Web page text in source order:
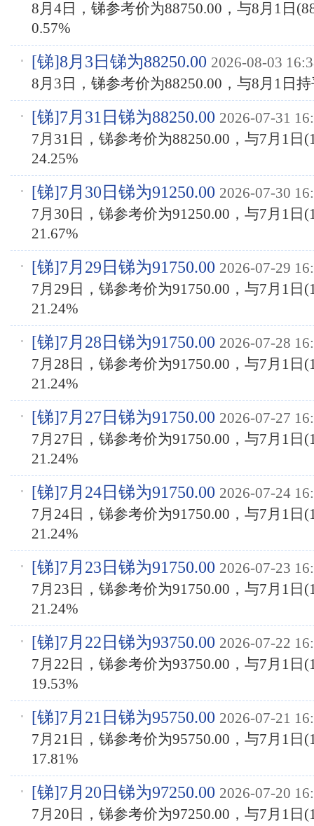
8月4日，锑参考价为88750.00，与8月1日
0.57%
[锑]8月3日锑为88250.00 2026-08-03
8月3日，锑参考价为88250.00，与8月1日
[锑]7月31日锑为88250.00 2026-07-31
7月31日，锑参考价为88250.00，与7月1日
24.25%
[锑]7月30日锑为91250.00 2026-07-30
7月30日，锑参考价为91250.00，与7月1日
21.67%
[锑]7月29日锑为91750.00 2026-07-29
7月29日，锑参考价为91750.00，与7月1日
21.24%
[锑]7月28日锑为91750.00 2026-07-28
7月28日，锑参考价为91750.00，与7月1日
21.24%
[锑]7月27日锑为91750.00 2026-07-27
7月27日，锑参考价为91750.00，与7月1日
21.24%
[锑]7月24日锑为91750.00 2026-07-24
7月24日，锑参考价为91750.00，与7月1日
21.24%
[锑]7月23日锑为91750.00 2026-07-23
7月23日，锑参考价为91750.00，与7月1日
21.24%
[锑]7月22日锑为93750.00 2026-07-22
7月22日，锑参考价为93750.00，与7月1日
19.53%
[锑]7月21日锑为95750.00 2026-07-21
7月21日，锑参考价为95750.00，与7月1日
17.81%
[锑]7月20日锑为97250.00 2026-07-20
7月20日，锑参考价为97250.00，与7月1日